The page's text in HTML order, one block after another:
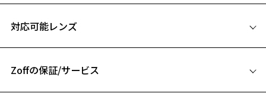
※アウトレット商品は、販売から一定期間経過した商品などです。キ
ズ、汚れなどがあるB級品ではございません。
B ブリッジ(鼻部分)の横幅：16mm
対応可能レンズ
フレームとレンズの合計料金を知りたい方へ
Zoffの保証/サービス